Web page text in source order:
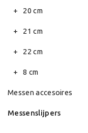
20 cm
21 cm
22 cm
8 cm
Messen accesoires
Messenslijpers